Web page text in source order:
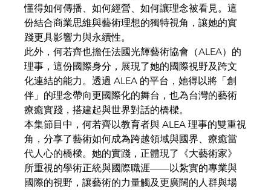
懂得如何傳播、如何經營、如何讓理念被看見。這
份結合商業思維與藝術理想的獨特視角，讓她的實
踐更具影響力與永續性。
此外，何若齊也擔任法國光輝藝術協會（ALEA）的
理事，這份國際身分，展現了她的國際視野及跨文
化連結的能力。透過 ALEA 的平台，她得以將「創
伴」的理念帶向更國際化的舞台，也為台灣的藝術
療癒實踐，搭建起與世界對話的橋樑。
本集節目中，何若齊以教育者與 ALEA 理事的雙重視
角，分享了藝術如何成為跨越領域與國界、療癒當
代人心的橋樑。她的實踐，正體現了《大藝術家》
所重視的學術正統與國際職涯——以紮實的專業與
國際的視野，讓藝術的力量觸及更廣闊的人群與場